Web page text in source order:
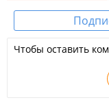
Чтобы оставить